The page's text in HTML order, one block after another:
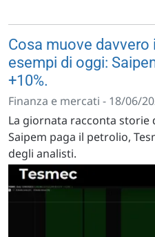
Cosa muove davvero
esempi di oggi:
+10%.
Finanza e mercati - 18/06/
La giornata racconta storie
Saipem paga il petrolio,
degli analisti.